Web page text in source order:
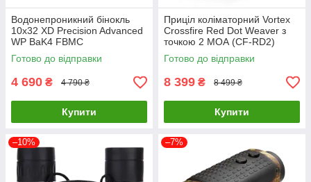
Водонепроникний бінокль
10x32 XD Precision Advanced
WP BaK4 FBMC
Готово до відправки
4 690 ₴ 4 790 ₴
Купити
Приціл коліматорний Vortex
Crossfire Red Dot Weaver з
точкою 2 МОА (CF-RD2)
Готово до відправки
8 399 ₴ 8 499 ₴
Купити
–10% –7%